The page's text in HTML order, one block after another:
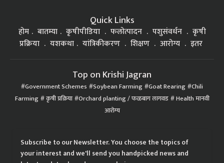
Quick Links
होम बातम्या कृषीपीडिया फलोत्पादन पशुसंवर्धन
कृषी
प्रक्रिया
यशकथा यांत्रिकीकरण शिक्षण आरोग्य इतर
Top on Krishi Jagran
Government Schemes Soybean Farming Goat Rearing Chili
Farming कृषी प्रक्रिया Orchard planting / फळबाग लागवड Health मानवी
आरोग्य
Subscribe to our Newsletter. You choose the topics of
your interest and we'll send you handpicked news and